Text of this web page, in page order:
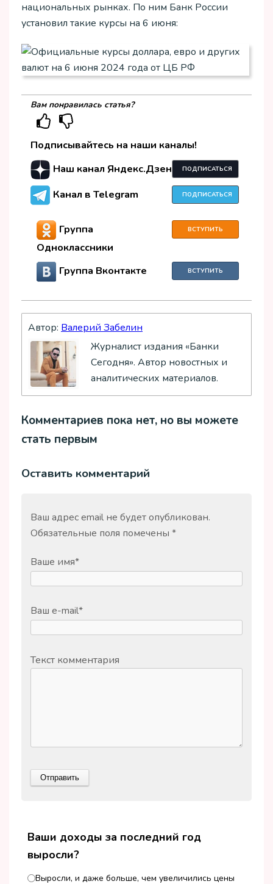
национальных рынках. По ним Банк России
установил такие курсы на 6 июня:
Вам понравилась статья?
Подписывайтесь на наши каналы!
Наш канал Яндекс.Дзен
ПОДПИСАТЬСЯ
Канал в Telegram ПОДПИСАТЬСЯ
Группа
Одноклассники
ВСТУПИТЬ
Группа Вконтакте ВСТУПИТЬ
Автор: Валерий Забелин
Журналист издания «Банки
Сегодня». Автор новостных и
аналитических материалов.
Комментариев пока нет, но вы можете
стать первым
Оставить комментарий
Ваш адрес email не будет опубликован.
Обязательные поля помечены *
Ваше имя*
Ваш e-mail*
Текст комментария
Ваши доходы за последний год
выросли?
Выросли, и даже больше, чем увеличились цены